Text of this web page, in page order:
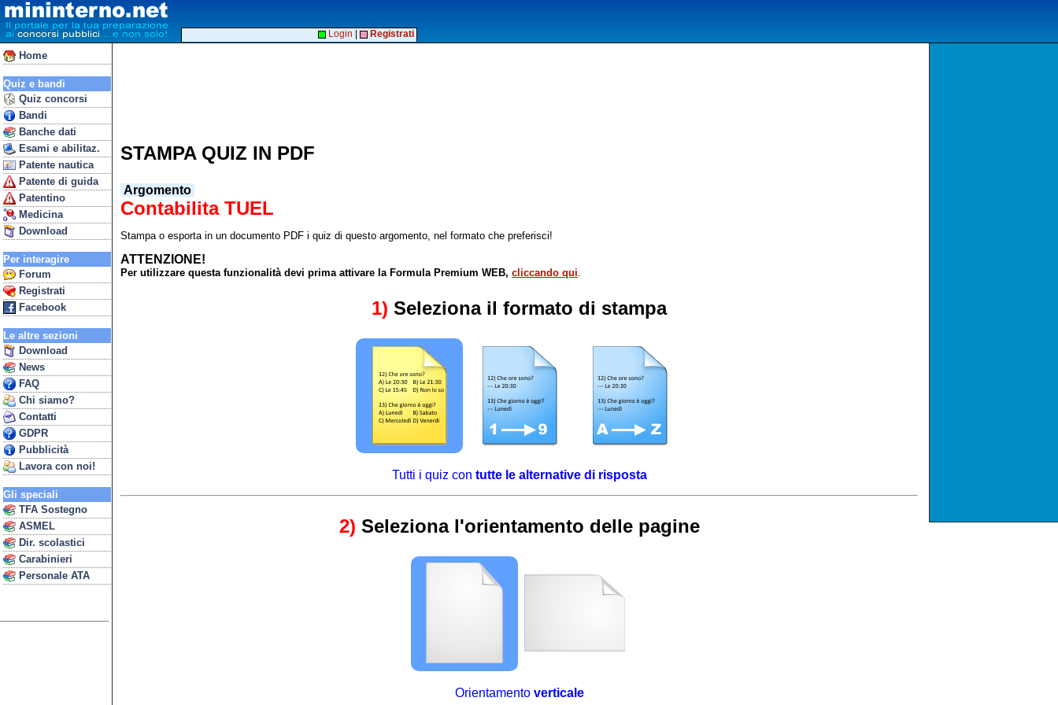
Home
Quiz e bandi
Quiz concorsi
Bandi
Banche dati
Esami e abilitaz.
Patente nautica
Patente di guida
Patentino
Medicina
Download
Per interagire
Forum
Registrati
Facebook
Le altre sezioni
Download
News
FAQ
Chi siamo?
Contatti
GDPR
Pubblicità
Lavora con noi!
Gli speciali
TFA Sostegno
ASMEL
Dir. scolastici
Carabinieri
Personale ATA
Login Registrati
STAMPA QUIZ IN PDF
Argomento
Contabilita TUEL
Stampa o esporta in un documento PDF i quiz di questo argomento, nel formato che preferisci!
ATTENZIONE!
Per utilizzare questa funzionalità devi prima attivare la Formula Premium WEB, cliccando qui
1) Seleziona il formato di stampa
Tutti i quiz con tutte le alternative di risposta
2) Seleziona l'orientamento delle pagine
Orientamento verticale